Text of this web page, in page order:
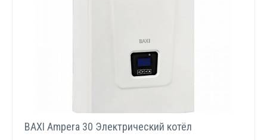
BAXI Ampera 30 Электрический котёл